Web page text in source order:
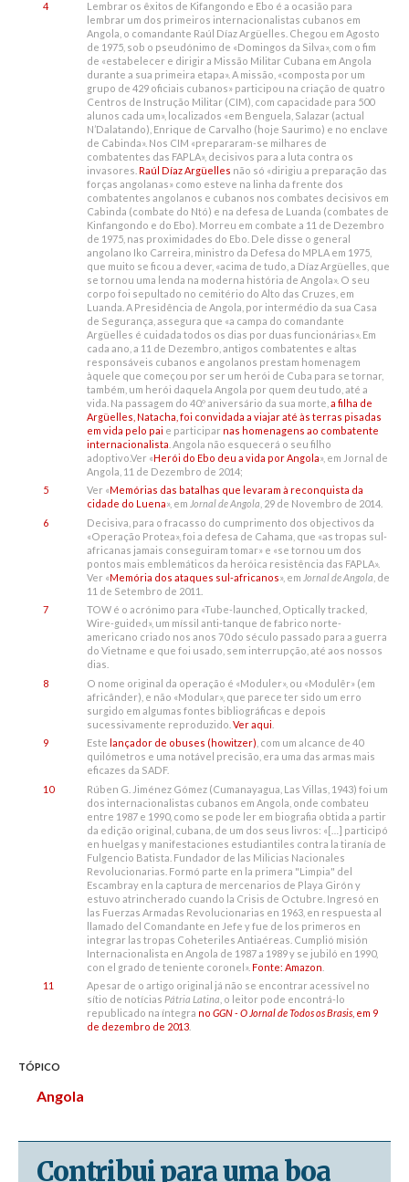
4
Lembrar os êxitos de Kifangondo e Ebo é a ocasião para
lembrar um dos primeiros internacionalistas cubanos em
Angola, o comandante Raúl Díaz Argüelles. Chegou em Agosto
de 1975, sob o pseudónimo de «Domingos da Silva», com o fim
de «estabelecer e dirigir a Missão Militar Cubana em Angola
durante a sua primeira etapa». A missão, «composta por um
grupo de 429 oficiais cubanos» participou na criação de quatro
Centros de Instrução Militar (CIM), com capacidade para 500
alunos cada um», localizados «em Benguela, Salazar (actual
N’Dalatando), Enrique de Carvalho (hoje Saurimo) e no enclave
de Cabinda». Nos CIM «prepararam-se milhares de
combatentes das FAPLA», decisivos para a luta contra os
invasores. Raúl Díaz Argüelles não só «dirigiu a preparação das
forças angolanas» como esteve na linha da frente dos
combatentes angolanos e cubanos nos combates decisivos em
Cabinda (combate do Ntó) e na defesa de Luanda (combates de
Kinfangondo e do Ebo). Morreu em combate a 11 de Dezembro
de 1975, nas proximidades do Ebo. Dele disse o general
angolano Iko Carreira, ministro da Defesa do MPLA em 1975,
que muito se ficou a dever, «acima de tudo, a Díaz Argüelles, que
se tornou uma lenda na moderna história de Angola». O seu
corpo foi sepultado no cemitério do Alto das Cruzes, em
Luanda. A Presidência de Angola, por intermédio da sua Casa
de Segurança, assegura que «a campa do comandante
Argüelles é cuidada todos os dias por duas funcionárias». Em
cada ano, a 11 de Dezembro, antigos combatentes e altas
responsáveis cubanos e angolanos prestam homenagem
àquele que começou por ser um herói de Cuba para se tornar,
também, um herói daquela Angola por quem deu tudo, até a
vida. Na passagem do 40.º aniversário da sua morte,a filha de
Argüelles, Natacha, foi convidada a viajar até às terras pisadas
em vida pelo pai e participar nas homenagens ao combatente
internacionalista . Angola não esquecerá o seu filho
adoptivo.Ver «Herói do Ebo deu a vida por Angola», em Jornal de
Angola, 11 de Dezembro de 2014;
5
Ver «Memórias das batalhas que levaram à reconquista da
cidade do Luena», em Jornal de Angola , 29 de Novembro de 2014.
6
Decisiva, para o fracasso do cumprimento dos objectivos da
«Operação Protea», foi a defesa de Cahama, que «as tropas sul-
africanas jamais conseguiram tomar» e «se tornou um dos
pontos mais emblemáticos da heróica resistência das FAPLA».
Ver «Memória dos ataques sul-africanos», em Jornal de Angola , de
11 de Setembro de 2011.
7
TOW é o acrónimo para «Tube-launched, Optically tracked,
Wire-guided», um míssil anti-tanque de fabrico norte-
americano criado nos anos 70 do século passado para a guerra
do Vietname e que foi usado, sem interrupção, até aos nossos
dias.
8
O nome original da operação é «Moduler», ou «Modulêr» (em
africânder), e não «Modular», que parece ter sido um erro
surgido em algumas fontes bibliográficas e depois
sucessivamente reproduzido.Ver aqui
9
Este lançador de obuses (howitzer) , com um alcance de 40
quilómetros e uma notável precisão, era uma das armas mais
eficazes da SADF.
10
Rúben G. Jiménez Gómez (Cumanayagua, Las Villas, 1943) foi um
dos internacionalistas cubanos em Angola, onde combateu
entre 1987 e 1990, como se pode ler em biografia obtida a partir
da edição original, cubana, de um dos seus livros: «[…] participó
en huelgas y manifestaciones estudiantiles contra la tiranía de
Fulgencio Batista. Fundador de las Milicias Nacionales
Revolucionarias. Formó parte en la primera "Limpia" del
Escambray en la captura de mercenarios de Playa Girón y
estuvo atrincherado cuando la Crisis de Octubre. Ingresó en
las Fuerzas Armadas Revolucionarias en 1963, en respuesta al
llamado del Comandante en Jefe y fue de los primeros en
integrar las tropas Coheteriles Antiaéreas. Cumplió misión
Internacionalista en Angola de 1987 a 1989 y se jubiló en 1990,
con el grado de teniente coronel». Fonte: Amazon
11
Apesar de o artigo original já não se encontrar acessível no
sítio de notícias Pátria Latina , o leitor pode encontrá-lo
republicado na íntegra noGGN - O Jornal de Todos os Brasis , em 9
de dezembro de 2013
TÓPICO
Angola
Contribui para uma boa